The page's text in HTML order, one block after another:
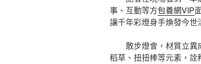
事、互動等方包養網VIP
讓千年彩燈身手煥發今世
散步燈會，材質立異
稻草、扭扭棒等元素，詮